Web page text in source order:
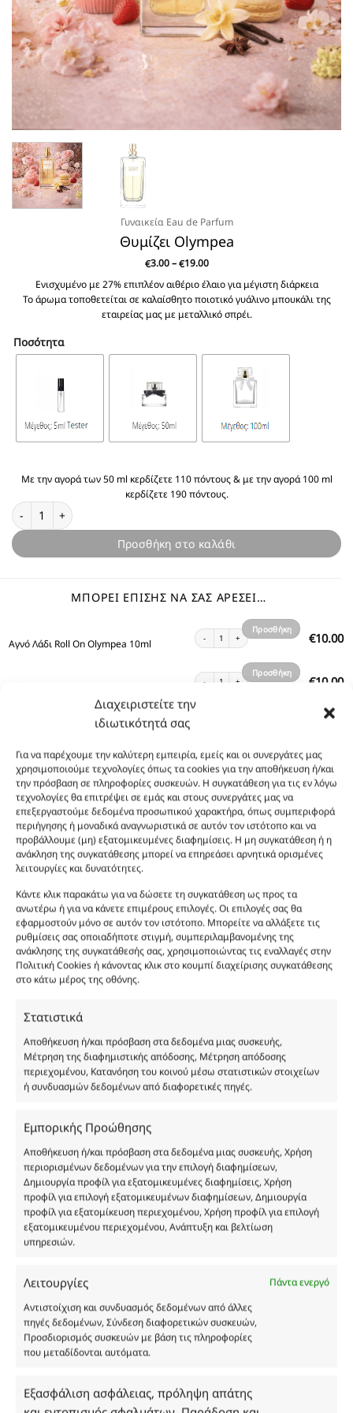
Διαχειριστείτε την
ιδιωτικότητά σας
Για να παρέχουμε την καλύτερη εμπειρία, εμείς και οι συνεργάτες μας
χρησιμοποιούμε τεχνολογίες όπως τα cookies για την αποθήκευση ή/και
την πρόσβαση σε πληροφορίες συσκευών. Η συγκατάθεση για τις εν λόγω
τεχνολογίες θα επιτρέψει σε εμάς και στους συνεργάτες μας να
επεξεργαστούμε δεδομένα προσωπικού χαρακτήρα, όπως συμπεριφορά
περιήγησης ή μοναδικά αναγνωριστικά σε αυτόν τον ιστότοπο και να
προβάλλουμε (μη) εξατομικευμένες διαφημίσεις. Η μη συγκατάθεση ή η
ανάκληση της συγκατάθεσης μπορεί να επηρεάσει αρνητικά ορισμένες
λειτουργίες και δυνατότητες.
Κάντε κλικ παρακάτω για να δώσετε τη συγκατάθεση ως προς τα
ανωτέρω ή για να κάνετε επιμέρους επιλογές. Οι επιλογές σας θα
εφαρμοστούν μόνο σε αυτόν τον ιστότοπο. Μπορείτε να αλλάξετε τις
ρυθμίσεις σας οποιαδήποτε στιγμή, συμπεριλαμβανομένης της
ανάκλησης της συγκατάθεσής σας, χρησιμοποιώντας τις εναλλαγές στην
Πολιτική Cookies ή κάνοντας κλικ στο κουμπί διαχείρισης συγκατάθεσης
στο κάτω μέρος της οθόνης.
Στατιστικά
Αποθήκευση ή/και πρόσβαση στα δεδομένα μιας συσκευής,
Μέτρηση της διαφημιστικής απόδοσης, Μέτρηση απόδοσης
περιεχομένου, Κατανόηση του κοινού μέσω στατιστικών στοιχείων
ή συνδυασμών δεδομένων από διαφορετικές πηγές.
Εμπορικής Προώθησης
Αποθήκευση ή/και πρόσβαση στα δεδομένα μιας συσκευής, Χρήση
περιορισμένων δεδομένων για την επιλογή διαφημίσεων,
Δημιουργία προφίλ για εξατομικευμένες διαφημίσεις, Χρήση
προφίλ για επιλογή εξατομικευμένων διαφημίσεων, Δημιουργία
προφίλ για εξατομίκευση περιεχομένου, Χρήση προφίλ για επιλογή
εξατομικευμένου περιεχομένου, Ανάπτυξη και βελτίωση
υπηρεσιών.
Λειτουργίες
Πάντα ενεργό
Αντιστοίχιση και συνδυασμός δεδομένων από άλλες
πηγές δεδομένων, Σύνδεση διαφορετικών συσκευών,
Προσδιορισμός συσκευών με βάση τις πληροφορίες
που μεταδίδονται αυτόματα.
Εξασφάλιση ασφάλειας, πρόληψη απάτης
Γυναικεία Eau de Parfum
Θυμίζει Olympea
€3.00 – €19.00Price
€3.00
through
€19.00
Ενισχυμένο με 27% επιπλέον αιθέριο έλαιο για μέγιστη διάρκεια
Το άρωμα τοποθετείται σε καλαίσθητο ποιοτικό γυάλινο μπουκάλι της
εταιρείας μας με μεταλλικό σπρέι.
Ποσότητα
Με την αγορά των 50 ml κερδίζετε 110 πόντους & με την αγορά 100 ml
κερδίζετε 190 πόντους.
Θυμίζει Olympea ποσότητα
Προσθήκη στο καλάθι
ΜΠΟΡΕΊ ΕΠΊΣΗΣ ΝΑ ΣΑΣ ΑΡΈΣΕΙ…
Αγνό Λάδι Roll On Olympea 10ml €10.00
Αγνό Λάδι Roll On Olympea 10ml ποσότητα
Προσθήκη
€10.00
Shower Gel Olympea 300ml ποσότητα
Προσθήκη
Body Lotion Olympea 200ml 12.00
καλάθι
Body Lotion Gold Shimmer Olympea 200ml €13.00
Body Lotion Gold Shimmer Olympea 200ml
Προσθήκη
στο
καλάθι
Body Butter Olympea 200ml €12.00
Body Butter Olympea 200ml ποσότητα
Προσθήκη
στο
καλάθι
Φύλο:Γυναικεία
Κωδικός προϊόντος :
Νότες:ΓΛΥΚΑ, ΕΝΤΟΝΑ, ΛΟΥΛΟΥΔΑΤΑ, ΞΥΛΩΔΗ, ΠΟΥΔΡΕΝΙΑ
Εποχές:ΑΝΟΙΞΗ, ΦΘΙΝΟΠΩΡΟ
Αρωματική Νότα:POWDERY, VANILLA
Συστατικά: Alcohol Denat, Aqua, PEG-40 Hydrogenated Castor Oil, Parfum,
Benzyl Alcohol, Benzyl Benzoate, Benzyl Salicylate, Cinnamal, Cinnamyl
Alcohol, Citronellol, Coumarin, Evernia Furfuracea Extract, Evernia
Prunastri Extract, Eugenol, Geraniol, Hydroxycitronellal, Isoeugenol,
Οι φωτογραφίες των προϊόντων είναι ενδεικτικές
και δεν είναι προς πώληση το εικονιζόμενο προϊόν.
Σκοπός τους είναι η διευκόλυνση της επιλογής σας.
Σε καμία περίπτωση δεν αντιστοιχούν στα
αυθεντικά αρώματα και δεν ανταποκρίνονται στην
πραγματικότητα. Πρόθεση της επιχείρησης μας δεν
είναι η παραπλάνηση και η εξαπάτηση του
χύμα μορφή και είναι εμπνευσμένα από τα
ονομασίες, οι εικόνες και τα σήματα των
προϊόντων αποτελούν αναφαίρετη και
κατοχυρωμένη εμπορικά ιδιοκτησία των
υπόκεινται σε πνευματικά δικαιώματα.
Με επιφύλαξη κάθε νόμιμου δικαιώματος.